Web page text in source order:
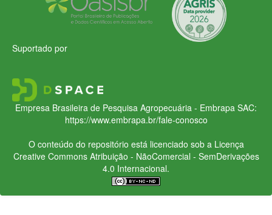
Suportado por
Empresa Brasileira de Pesquisa Agropecuária - Embrapa SAC:
https://www.embrapa.br/fale-conosco
O conteúdo do repositório está licenciado sob a Licença
Creative CommonsAtribuição - NãoComercial - SemDerivações
4.0 Internacional.